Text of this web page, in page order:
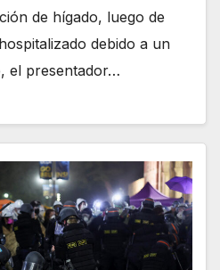
de hígado, luego de
debido a un
el presentador…